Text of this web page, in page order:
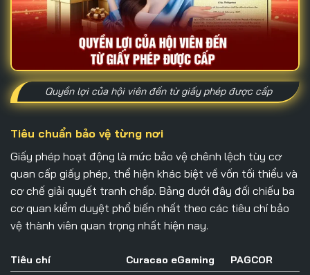
Quyền lợi của hội viên đến từ giấy phép được cấp
Tiêu chuẩn bảo vệ từng nơi
Giấy phép hoạt động là mức bảo vệ chênh lệch tùy cơ
quan cấp giấy phép, thể hiện khác biệt về vốn tối thiểu và
cơ chế giải quyết tranh chấp. Bảng dưới đây đối chiếu ba
cơ quan kiểm duyệt phổ biến nhất theo các tiêu chí bảo
vệ thành viên quan trọng nhất hiện nay.
Tiêu chí Curacao eGaming PAGCOR